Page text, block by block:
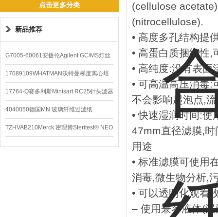
点击更多分类
新品推荐
G7005-60061安捷伦Agilent GC/MS灯丝
配件
17089109WHATMAN沃特曼梯度离心培
养基
17764-Q赛多利斯Minisart RC25针头滤器
4040050德国MN 玻璃纤维过滤纸
TZHVAB210Merck 密理博Steritest® NEO
设备
(cellulose
(nitrocellulose).
• 高度多孔结构提
• 高蛋白质捆绑性
• 高纯度:没有表
• 可高温高压消毒:
不会影响起泡点,
• 快速湿润时间:
47mm直径滤膜,
用途
• 标准滤膜可使用
消毒,微生物分析,
• 可以透明化观看
– 使用兼容液体(